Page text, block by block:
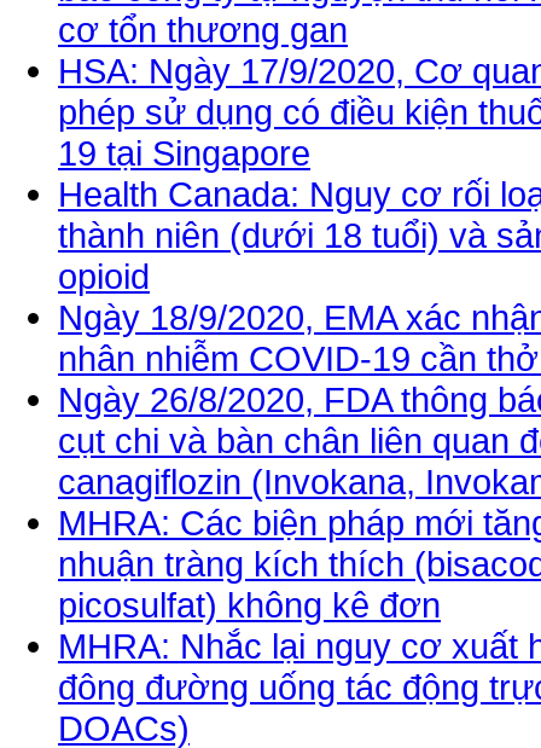
cơ tổn thương gan
HSA: Ngày 17/9/2020, Cơ
phép sử dụng có điều kiện
19 tại Singapore
Health Canada: Nguy cơ rối
thành niên (dưới 18 tuổi) và
opioid
Ngày 18/9/2020, EMA xác
nhân nhiễm COVID-19 cần
Ngày 26/8/2020, FDA thông
cụt chi và bàn chân liên quan
canagiflozin (Invokana,
MHRA: Các biện pháp mới
nhuận tràng kích thích
picosulfat) không kê đơn
MHRA: Nhắc lại nguy cơ xuất
đông đường uống tác động
DOACs)